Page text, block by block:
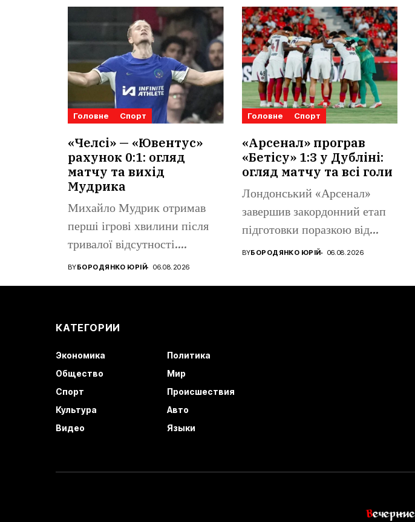
Головне Спорт
«Челсі» — «Ювентус»
рахунок 0:1: огляд
матчу та вихід
Мудрика
Михайло Мудрик отримав
перші ігрові хвилини після
тривалої відсутності.
Український вінгер вийшов...
BYБОРОДЯНКО ЮРІЙ 06.08.2026
Головне Спорт
«Арсенал» програв
«Бетісу» 1:3 у Дубліні:
огляд матчу та всі голи
Лондонський «Арсенал»
завершив закордонний етап
підготовки поразкою від
«Реал Бетіса». Іспанський
BYБОРОДЯНКО ЮРІЙ 06.08.2026
КАТЕГОРИИ
Экономика
Политика
Общество
Мир
Спорт
Происшествия
Культура
Авто
Видео
Языки